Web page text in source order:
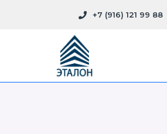
+7 (916) 121 99 88